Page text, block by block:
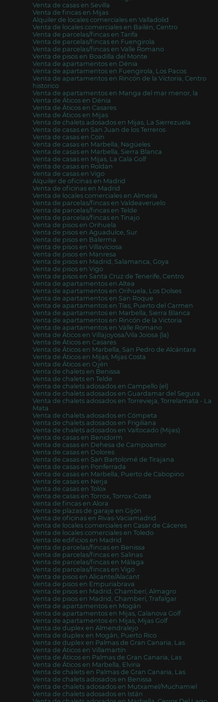
Venta de casas en Sevilla
Venta de fincas en Mijas
Alquiler de locales comerciales en Valladolid
Venta de locales comerciales en Bailén, Centro
Venta de parcelas/fincas en Tarifa
Venta de parcelas/fincas en Fuengirola
Venta de parcelas/fincas en Valle Romano
Venta de pisos en Boadilla del Monte
Venta de apartamentos en Dénia
Venta de apartamentos en Fuengirola, Los Pacos
Venta de apartamentos en Rincón de la Victoria, Centro
historico
Venta de apartamentos en Manga del mar menor, la
Venta de Áticos en Dénia
Venta de Áticos en Casares
Venta de Áticos en Mijas
Venta de chalets adosados en Mijas, La Sierrezuela
Venta de casas en San Juan de los Terreros
Venta de casas en Coín
Venta de casas en Marbella, Nagüeles
Venta de casas en Marbella, Sierra Blanca
Venta de casas en Mijas, La Cala Golf
Venta de casas en Roldan
Venta de casas en Vigo
Alquiler de oficinas en Madrid
Venta de oficinas en Madrid
Venta de locales comerciales en Almería
Venta de parcelas/fincas en Valdeaveruelo
Venta de parcelas/fincas en Telde
Venta de parcelas/fincas en Tinajo
Venta de pisos en Orihuela
Venta de pisos en Aguadulce, Sur
Venta de pisos en Balerma
Venta de pisos en Villaviciosa
Venta de pisos en Manresa
Venta de pisos en Madrid, Salamanca, Goya
Venta de pisos en Vigo
Venta de pisos en Santa Cruz de Tenerife, Centro
Venta de apartamentos en Altea
Venta de apartamentos en Orihuela, Los Dolses
Venta de apartamentos en San Roque
Venta de apartamentos en Tías, Puerto del Carmen
Venta de apartamentos en Marbella, Sierra Blanca
Venta de apartamentos en Rincón de la Victoria
Venta de apartamentos en Valle Romano
Venta de Áticos en Villajoyosa/Vila Joiosa (la)
Venta de Áticos en Casares
Venta de Áticos en Marbella, San Pedro de Alcántara
Venta de Áticos en Mijas, Mijas Costa
Venta de Áticos en Ojén
Venta de chalets en Benissa
Venta de chalets en Telde
Venta de chalets adosados en Campello (el)
Venta de chalets adosados en Guardamar del Segura
Venta de chalets adosados en Torrevieja, Torrelamata - La
Mata
Venta de chalets adosados en Cómpeta
Venta de chalets adosados en Frigiliana
Venta de chalets adosados en Valtocado (Mijas)
Venta de casas en Benidorm
Venta de casas en Dehesa de Campoamor
Venta de casas en Dolores
Venta de casas en San Bartolomé de Tirajana
Venta de casas en Ponferrada
Venta de casas en Marbella, Puerto de Cabopino
Venta de casas en Nerja
Venta de casas en Tolox
Venta de casas en Torrox, Torrox-Costa
Venta de fincas en Alora
Venta de plazas de garaje en Gijón
Venta de oficinas en Rivas-Vaciamadrid
Venta de locales comerciales en Casar de Cáceres
Venta de locales comerciales en Toledo
Venta de edificios en Madrid
Venta de parcelas/fincas en Benissa
Venta de parcelas/fincas en Salinas
Venta de parcelas/fincas en Málaga
Venta de parcelas/fincas en Vigo
Venta de pisos en Alicante/Alacant
Venta de pisos en Empuriabrava
Venta de pisos en Madrid, Chamberí, Almagro
Venta de pisos en Madrid, Chamberí, Trafalgar
Venta de apartamentos en Mogán
Venta de apartamentos en Mijas, Calanova Golf
Venta de apartamentos en Mijas, Mijas Golf
Venta de duplex en Almendralejo
Venta de duplex en Mogán, Puerto Rico
Venta de duplex en Palmas de Gran Canaria, Las
Venta de Áticos en Villamartín
Venta de Áticos en Palmas de Gran Canaria, Las
Venta de Áticos en Marbella, Elviria
Venta de chalets en Palmas de Gran Canaria, Las
Venta de chalets adosados en Benissa
Venta de chalets adosados en Mutxamel/Muchamiel
Venta de chalets adosados en Istán